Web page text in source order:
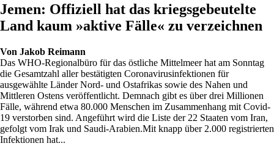
Jemen: Offiziell hat das kriegsgebeutelte
Land kaum »aktive Fälle« zu verzeichnen
Von Jakob Reimann
Das WHO-Regionalbüro für das östliche Mittelmeer hat am Sonntag
die Gesamtzahl aller bestätigten Coronavirusinfektionen für
ausgewählte Länder Nord- und Ostafrikas sowie des Nahen und
Mittleren Ostens veröffentlicht. Demnach gibt es über drei Millionen
Fälle, während etwa 80.000 Menschen im Zusammenhang mit Covid-
19 verstorben sind. Angeführt wird die Liste der 22 Staaten vom Iran,
gefolgt vom Irak und Saudi-Arabien.Mit knapp über 2.000 registrierten
Infektionen hat...